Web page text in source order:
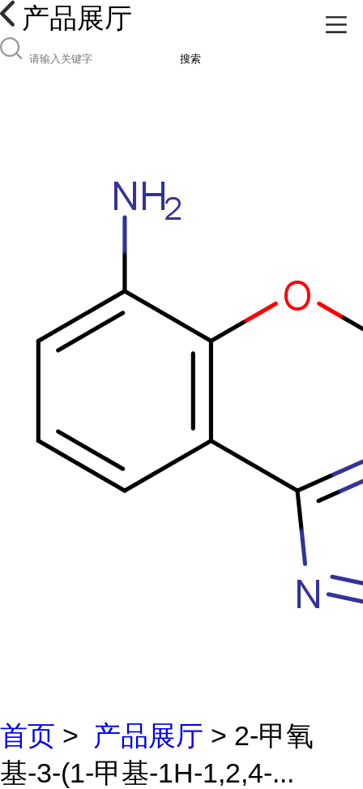
产品展厅
搜索
首页 > 产品展厅 > 2-甲氧
基-3-(1-甲基-1H-1,2,4-...